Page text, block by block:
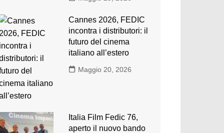
Cannes 2026, FEDIC
incontra i distributori: il
futuro del cinema
italiano all’estero
Maggio 20, 2026
Italia Film Fedic 76,
aperto il nuovo bando